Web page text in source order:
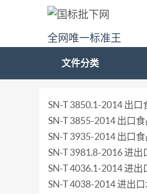
全网唯一标准王
文件分类
SN-T 3850.1-2014 出
SN-T 3855-2014 出口
SN-T 3935-2014 出口
SN-T 3981.8-2016 进
SN-T 4036.1-2014 进
SN-T 4038-2014 进出